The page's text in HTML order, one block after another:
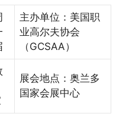
主办单位：美国职
业高尔夫协会
（GCSAA）
展会地点：奥兰多
国家会展中心